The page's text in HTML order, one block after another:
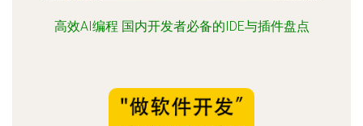
高效AI编程 国内开发者必备的IDE与插件盘点